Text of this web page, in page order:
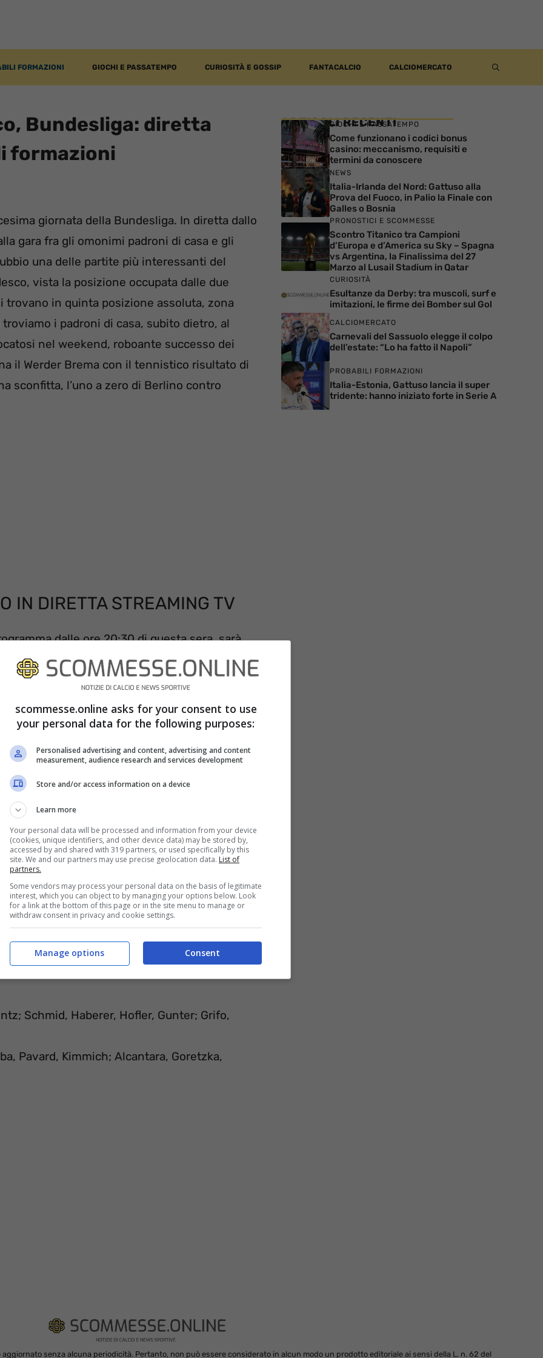
FORMAZIONI GIOCHI E PASSATEMPO CURIOSITÀ E GOSSIP FANTACALCIO CALCIOMERCATO
Bundesliga: diretta
formazioni
giornata della Bundesliga. In diretta dallo
gara fra gli omonimi padroni di casa e gli
una delle partite più interessanti del
vista la posizione occupata dalle due
trovano in quinta posizione assoluta, zona
i padroni di casa, subito dietro, al
nel weekend, roboante successo dei
il Werder Brema con il tennistico risultato di
sconfitta, l’uno a zero di Berlino contro
IN DIRETTA STREAMING TV
dalle ore 20:30 di questa sera, sarà
Il match sarà quindi riservato ai soli
dovranno fare altro che mettersi comodi sul
In alternativa potranno seguire la partita
streaming, attraverso l’applicazione Sky Go,
visione via smartphone, tablet o personal
streaming Now Tv, che necessita anche in
Schmid, Haberer, Hofler, Gunter; Grifo,
Pavard, Kimmich; Alcantara, Goretzka,
ARTICOLI RECENTI
GIOCHI E PASSATEMPO
Come funzionano i codici bonus
casino: meccanismo, requisiti e
termini da conoscere
NEWS
Italia-Irlanda del Nord: Gattuso alla
Prova del Fuoco, in Palio la Finale con
Galles o Bosnia
PRONOSTICI E SCOMMESSE
Scontro Titanico tra Campioni
d’Europa e d’America su Sky – Spagna
vs Argentina, la Finalissima del 27
Marzo al Lusail Stadium in Qatar
CURIOSITÀ
Esultanze da Derby: tra muscoli, surf e
imitazioni, le firme dei Bomber sul Gol
CALCIOMERCATO
Carnevali del Sassuolo elegge il colpo
dell’estate: “Lo ha fatto il Napoli”
PROBABILI FORMAZIONI
Italia-Estonia, Gattuso lancia il super
tridente: hanno iniziato forte in Serie A
senza alcuna periodicità. Pertanto, non può essere considerato in alcun modo un prodotto editoriale ai sensi della L. n. 62 del
scommesse.online asks for your consent to use
your personal data for the following purposes:
Personalised advertising and content, advertising and content
measurement, audience research and services development
Store and/or access information on a device
Learn more
Your personal data will be processed and information from your device
(cookies, unique identifiers, and other device data) may be stored by,
accessed by and shared with 319 partners, or used specifically by this
site. We and our partners may use precise geolocation data. List of
partners.
Some vendors may process your personal data on the basis of legitimate
interest, which you can object to by managing your options below. Look
for a link at the bottom of this page or in the site menu to manage or
withdraw consent in privacy and cookie settings.
Consent
Manage options